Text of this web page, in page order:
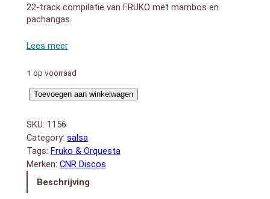
22-track compilatie van FRUKO met mambos en
pachangas.
1 Lupita
2 Mambo No.5
4 Cerezo Rosa
5 Caballo Negro
6 Bonito y Sabroso
8 Mambo No.8
9 Mambo del mercado la merced
10 Babarabatiri
11 La pachanga del futbol
12 Cita a las seis
13 Pa` chismoso tu
14 The Don Jose Pachanga
1 op voorraad
Mambos
Pachangas
aantal
Toevoegen aan winkelwagen
SKU: 1156
Category: salsa
Tags: Fruko & Orquesta
Merken: CNR Discos
Beschrijving